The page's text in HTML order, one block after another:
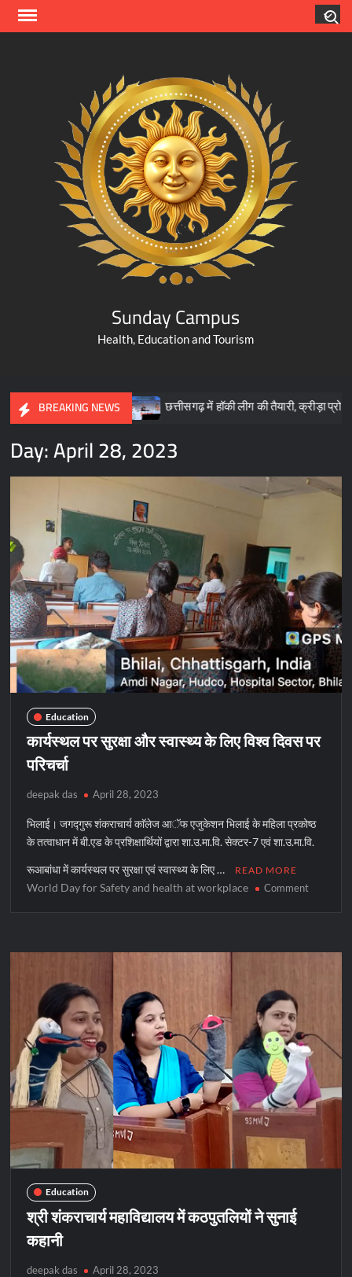
Skip
Sunday Campus
Health, Education and Tourism
BREAKING NEWS
छत्तीसगढ़ में हॉकी लीग की तैयारी, क्रीड़ा प्रोत्साहन योजना के लिए 57
Day:April 28, 2023
Education
कार्यस्थल पर सुरक्षा और स्वास्थ्य के लिए विश्व दिवस पर
परिचर्चा
deepak das April 28, 2023
भिलाई। जगद्गुरू शंकराचार्य काॅलेज आॅफ एजुकेशन भिलाई के महिला प्रकोष्ठ
के तत्वाधान में बी.एड के प्रशिक्षार्थियों द्वारा शा.उ.मा.वि. सेक्टर-7 एवं शा.उ.मा.वि.
रूआबांधा में कार्यस्थल पर सुरक्षा एवं स्वास्थ्य के लिए … READ MORE
World Day for Safety and health at workplace Commenton
और
दिवस
पर
परिचर्चा
Education
श्री शंकराचार्य महाविद्यालय में कठपुतलियों ने सुनाई
कहानी
deepak das April 28, 2023